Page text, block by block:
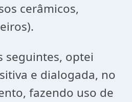
cerâmicos,
optei
e dialogada, no
fazendo uso de